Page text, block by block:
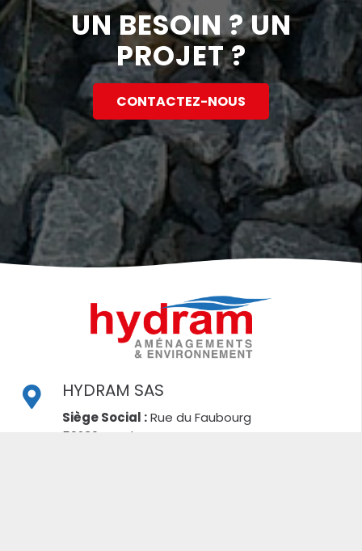
UN BESOIN ? UN
PROJET ?
CONTACTEZ-NOUS
HYDRAM SAS
Siège Social :Rue du Faubourg
59230 Rosult